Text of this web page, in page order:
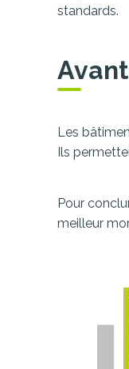
standards.
Les
Ils
Pour
meilleur